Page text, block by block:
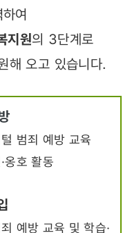
여
지원의 3단계로
해 오고 있습니다.
범죄 예방 교육
옹호 활동
예방 교육 및 학습·